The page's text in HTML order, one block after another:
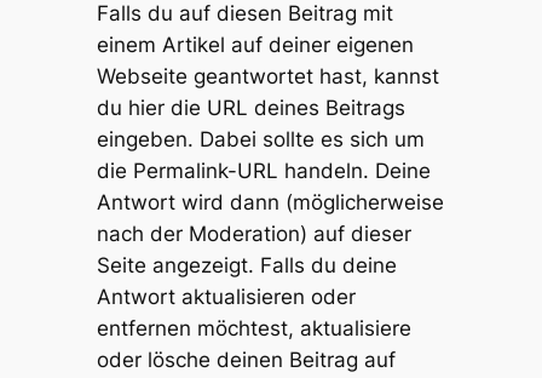
Falls du auf diesen Beitrag mit
einem Artikel auf deiner eigenen
Webseite geantwortet hast, kannst
du hier die URL deines Beitrags
eingeben. Dabei sollte es sich um
die Permalink-URL handeln. Deine
Antwort wird dann (möglicherweise
nach der Moderation) auf dieser
Seite angezeigt. Falls du deine
Antwort aktualisieren oder
entfernen möchtest, aktualisiere
oder lösche deinen Beitrag auf